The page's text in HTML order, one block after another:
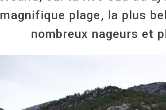
magnifique plage, la plus
nombreux nageurs et